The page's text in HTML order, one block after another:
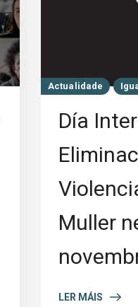
Actualidade
Día
Muller
LER MÁIS